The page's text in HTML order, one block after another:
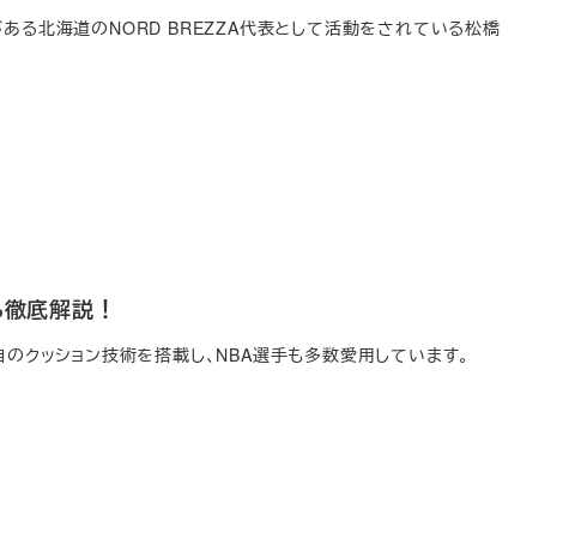
る北海道のNORD BREZZA代表として活動をされている松橋
底解説！
ッション技術を搭載し、NBA選手も多数愛用しています。